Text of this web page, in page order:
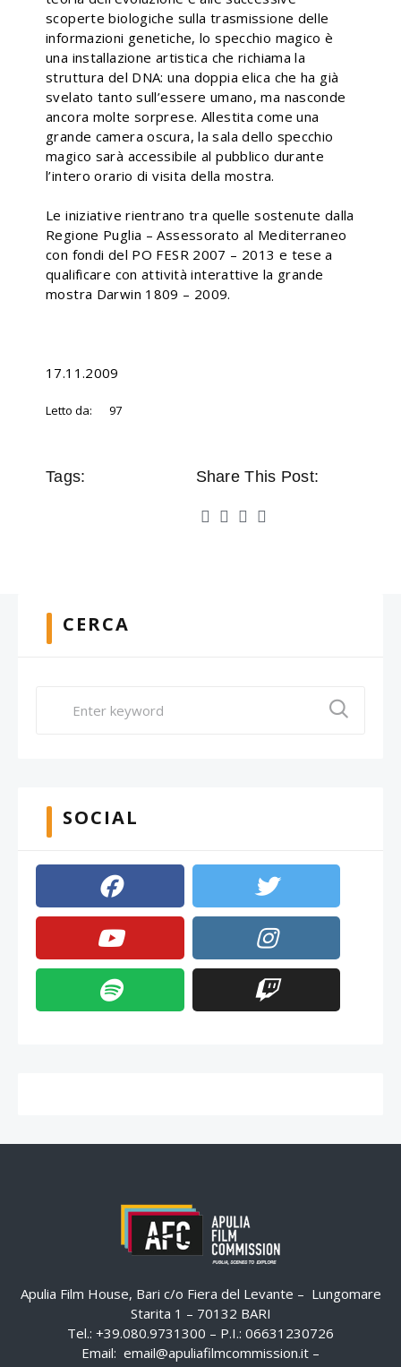
scoperte biologiche sulla trasmissione delle
informazioni genetiche, lo specchio magico è
una installazione artistica che richiama la
struttura del DNA: una doppia elica che ha già
svelato tanto sull’essere umano, ma nasconde
ancora molte sorprese. Allestita come una
grande camera oscura, la sala dello specchio
magico sarà accessibile al pubblico durante
l’intero orario di visita della mostra.
Le iniziative rientrano tra quelle sostenute dalla
Regione Puglia – Assessorato al Mediterraneo
con fondi del PO FESR 2007 – 2013 e tese a
qualificare con attività interattive la grande
mostra Darwin 1809 – 2009.
17.11.2009
Letto da: 97
Tags: Share This Post:
CERCA
SOCIAL
Apulia Film House, Bari c/o Fiera del Levante – Lungomare
Starita 1 – 70132 BARI
Tel.: +39.080.9731300 – P.I.: 06631230726
Email: email@apuliafilmcommission.it –